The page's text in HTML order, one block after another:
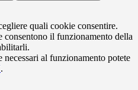
quali cookie consentire.
consentono il funzionamento della
al funzionamento potete
.